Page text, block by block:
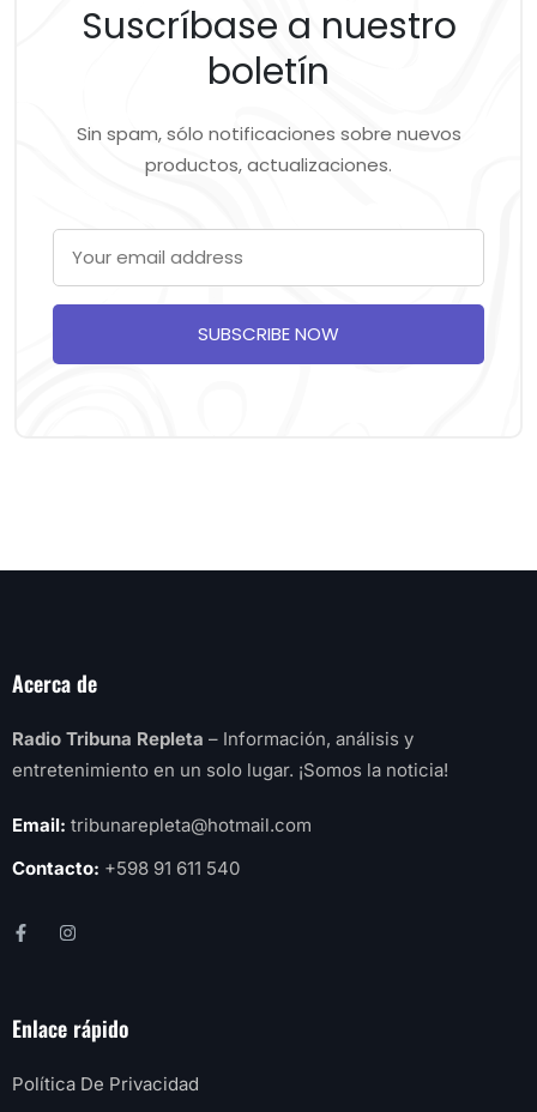
Suscríbase a nuestro
boletín
Sin spam, sólo notificaciones sobre nuevos
productos, actualizaciones.
SUBSCRIBE NOW
Acerca de
Radio Tribuna Repleta – Información, análisis y
entretenimiento en un solo lugar. ¡Somos la noticia!
Email: tribunarepleta@hotmail.com
Contacto: +598 91 611 540
Enlace rápido
Política De Privacidad